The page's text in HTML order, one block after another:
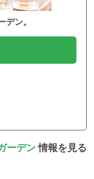
ン。
ーデン情報を見る